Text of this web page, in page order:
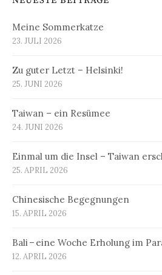
Meine Sommerkatze
23. JULI 2026
Zu guter Letzt – Helsinki!
25. JUNI 2026
Taiwan – ein Resümee
24. JUNI 2026
Einmal um die Insel – Taiwan
25. APRIL 2026
Chinesische Begegnungen
15. APRIL 2026
Bali – eine Woche Erholung im
12. APRIL 2026